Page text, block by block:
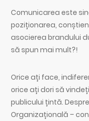
Comunicarea este
poziționarea,
asocierea brandului
să spun mai mult?!
Orice ați face,
orice ați dori să
publicului țintă.
Organizațională –